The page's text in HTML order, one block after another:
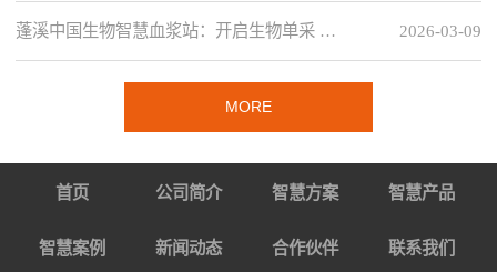
2026-03-09
蓬溪中国生物智慧血浆站：开启生物单采 …
MORE
首页 公司简介 智慧方案 智慧产品
智慧案例 新闻动态 合作伙伴 联系我们